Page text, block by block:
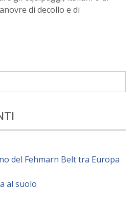
di decollo e di
del Fehmarn Belt tra Europa
al suolo